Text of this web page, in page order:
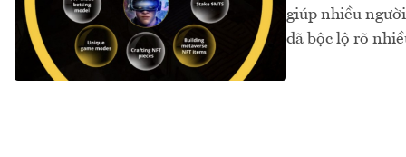
giúp nhiều
đã bộc lộ rõ